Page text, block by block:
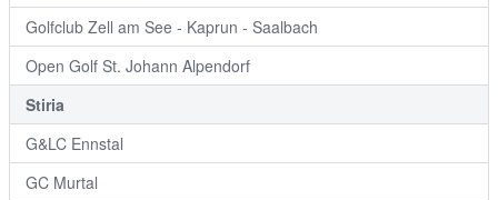
Golfclub Zell am See - Kaprun - Saalbach
Open Golf St. Johann Alpendorf
Stiria
G&LC Ennstal
GC Murtal